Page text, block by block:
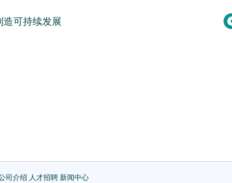
造可持续发展
司介绍 人才招聘新闻中心